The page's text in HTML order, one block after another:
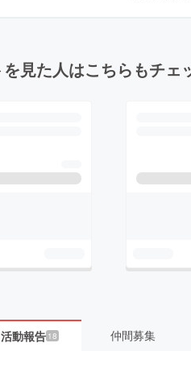
見た人はこちらもチェ
活動報告 18 仲間募集